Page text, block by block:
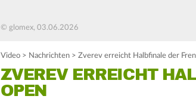
© glomex, 03.06.2026
Video > Nachrichten > Zverev erreicht Halbfinale der
ZVEREV ERREICHT
OPEN